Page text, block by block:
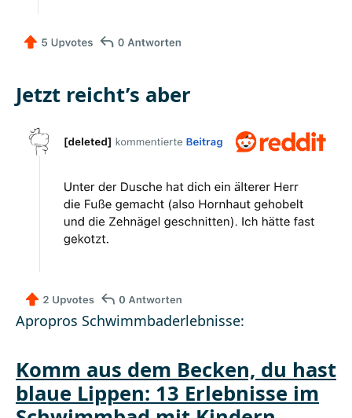
Jetzt reicht’s aber
Apropros Schwimmbaderlebnisse:
Komm aus dem Becken, du hast
blaue Lippen: 13 Erlebnisse im